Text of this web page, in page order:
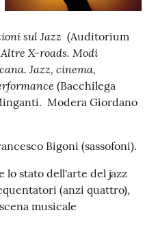
sul Jazz (Auditorium
Altre X-roads. Modi
Jazz, cinema,
(Bacchilega
Modera Giordano
Bigoni (sassofoni).
lo stato dell'arte del jazz
(anzi quattro),
musicale